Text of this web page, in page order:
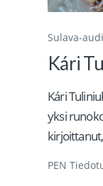
Sulava-
Kári
Kári
yksi
PEN